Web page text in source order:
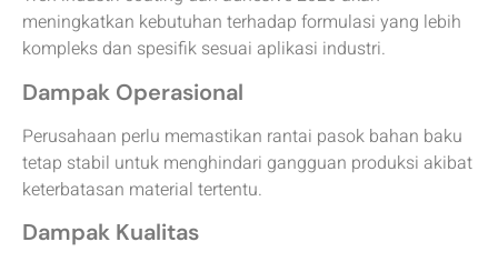
meningkatkan kebutuhan terhadap formulasi yang lebih
kompleks dan spesifik sesuai aplikasi industri.
Dampak Operasional
Perusahaan perlu memastikan rantai pasok bahan baku
tetap stabil untuk menghindari gangguan produksi akibat
keterbatasan material tertentu.
Dampak Kualitas